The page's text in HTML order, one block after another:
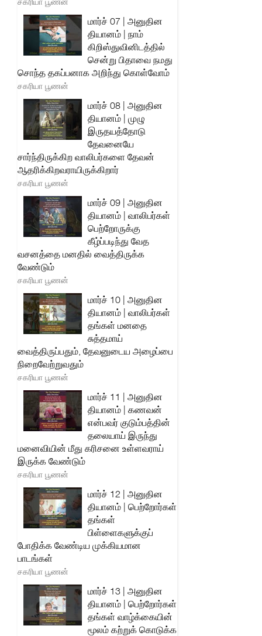
மார்ச் 07 | அனுதின
தியானம் | நாம்
கிறிஸ்துவினிடத்தில்
சென்று பிதாவை நமது
சொந்த தகப்பனாக அறிந்து கொள்வோம்
சகரியா பூணன்
மார்ச் 08 | அனுதின
தியானம் | முழு
இருதயத்தோடு
தேவனையே
சார்ந்திருக்கிற வாலிபர்களை தேவன்
ஆதரிக்கிறவராயிருக்கிறார்
சகரியா பூணன்
மார்ச் 09 | அனுதின
தியானம் | வாலிபர்கள்
பெற்றோருக்கு
கீழ்ப்படிந்து வேத
வசனத்தை மனதில் வைத்திருக்க
வேண்டும்
சகரியா பூணன்
மார்ச் 10 | அனுதின
தியானம் | வாலிபர்கள்
தங்கள் மனதை
சுத்தமாய்
வைத்திருப்பதும், தேவனுடைய அழைப்பை
நிறைவேற்றுவதும்
சகரியா பூணன்
மார்ச் 11 | அனுதின
தியானம் | கணவன்
என்பவர் குடும்பத்தின்
தலையாய் இருந்து
மனைவியின் மீது கரிசனை உள்ளவராய்
இருக்க வேண்டும்
சகரியா பூணன்
மார்ச் 12 | அனுதின
தியானம் | பெற்றோர்கள்
தங்கள்
பிள்ளைகளுக்குப்
போதிக்க வேண்டிய முக்கியமான
பாடங்கள்
சகரியா பூணன்
மார்ச் 13 | அனுதின
தியானம் | பெற்றோர்கள்
தங்கள் வாழ்க்கையின்
மூலம் கற்றுக் கொடுக்க